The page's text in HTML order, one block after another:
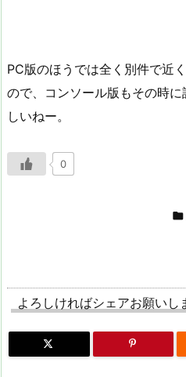
PC版のほうでは全く別件で近
ので、コンソール版もその時
しいねー。
0

よろしければシェアお願いし